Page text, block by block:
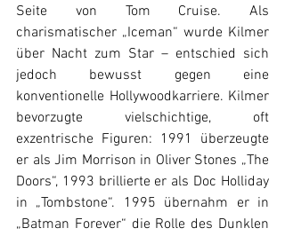
Seite von Tom Cruise. Als
charismatischer „Iceman“ wurde Kilmer
über Nacht zum Star – entschied sich
jedoch bewusst gegen eine
konventionelle Hollywoodkarriere. Kilmer
bevorzugte vielschichtige, oft
exzentrische Figuren: 1991 überzeugte
er als Jim Morrison in Oliver Stones „The
Doors“, 1993 brillierte er als Doc Holliday
in „Tombstone“. 1995 übernahm er in
„Batman Forever“ die Rolle des Dunklen